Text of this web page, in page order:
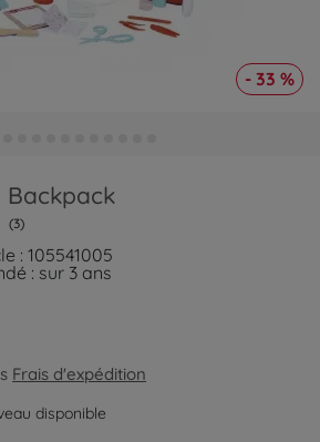
- 33 %
Backpack
(3)
: 105541005
: sur 3 ans
Frais d'expédition
disponible